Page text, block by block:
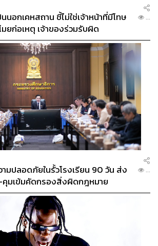
อกเคหสถาน ชี้ไม่ใช่เจ้าหน้าที่มีโทษ
ยก่อเหตุ เจ้าของร่วมรับผิด
...
มปลอดภัยในรั้วโรงเรียน 90 วัน ส่ง
มเข้มคัดกรองสิ่งผิดกฎหมาย
...